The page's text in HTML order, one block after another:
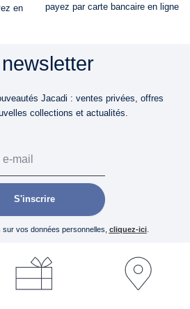
en
payez par carte bancaire en ligne
Jacadi : ventes privées, offres
collections et actualités.
S'inscrire
sur vos données personnelles, cliquez-ici.